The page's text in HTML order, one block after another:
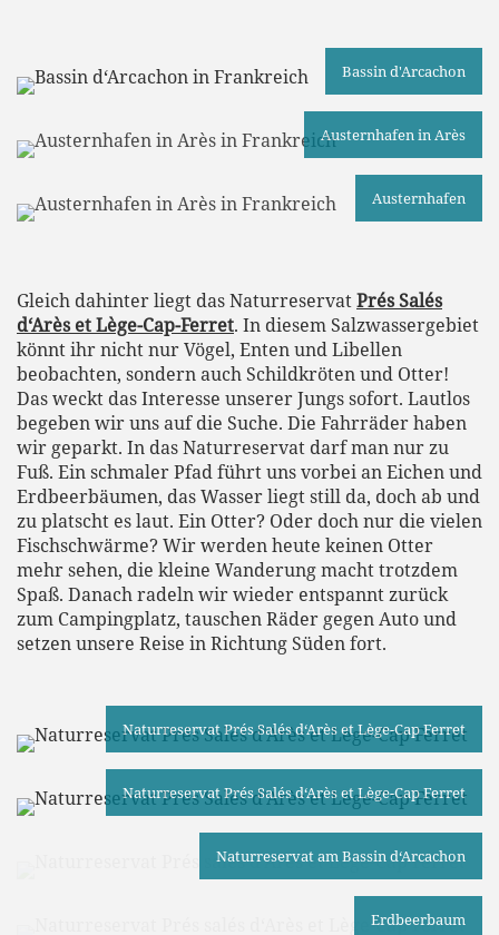
Bassin d'Arcachon
Austernhafen in Arès
Austernhafen
Gleich dahinter liegt das NaturreservatPrés Salés
d‘Arès et Lège-Cap-Ferret. In diesem Salzwassergebiet
könnt ihr nicht nur Vögel, Enten und Libellen
beobachten, sondern auch Schildkröten und Otter!
Das weckt das Interesse unserer Jungs sofort. Lautlos
begeben wir uns auf die Suche. Die Fahrräder haben
wir geparkt. In das Naturreservat darf man nur zu
Fuß. Ein schmaler Pfad führt uns vorbei an Eichen und
Erdbeerbäumen, das Wasser liegt still da, doch ab und
zu platscht es laut. Ein Otter? Oder doch nur die vielen
Fischschwärme? Wir werden heute keinen Otter
mehr sehen, die kleine Wanderung macht trotzdem
Spaß. Danach radeln wir wieder entspannt zurück
zum Campingplatz, tauschen Räder gegen Auto und
setzen unsere Reise in Richtung Süden fort.
Naturreservat Prés Salés d‘Arès et Lège-Cap Ferret
Naturreservat Prés Salés d‘Arès et Lège-Cap Ferret
Naturreservat am Bassin d‘Arcachon
Erdbeerbaum